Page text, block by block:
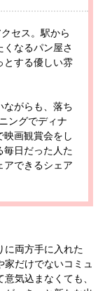
セス。駅から
なるパン屋さ
とする優しい雰
ながらも、落ち
ングでディナ
映画観賞会をし
毎日だった人た
アできるシェア
に両方手に入れた
だけでないコミュ
気込まなくても、